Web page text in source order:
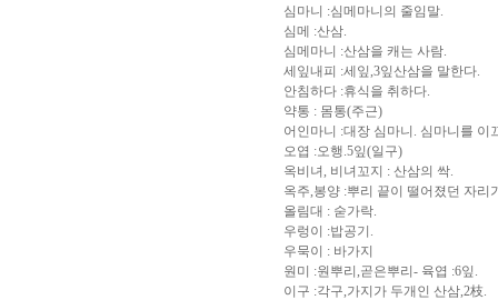
심마니 :심메마니의 줄임말.
심메 :산삼.
심메마니 :산삼을 캐는 사람.
세잎내피 :세잎,3잎산삼을 말한다.
안침하다 :휴식을 취하다.
약통 : 몸통(주근)
어인마니 :대장 심마니. 심마니를 이
오엽 :오행.5잎(일구)
옥비녀, 비녀꼬지 : 산삼의 싹.
옥주,봉양 :뿌리 끝이 떨어졌던 자리
올림대 : 숟가락.
우렁이 :밥공기.
우묵이 : 바가지
원미 :원뿌리,곧은뿌리- 육엽 :6잎.
이구 :각구,가지가 두개인 산삼,2枝.